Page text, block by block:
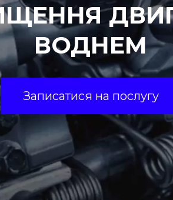
ВОДНЕМ
Записатися на послугу